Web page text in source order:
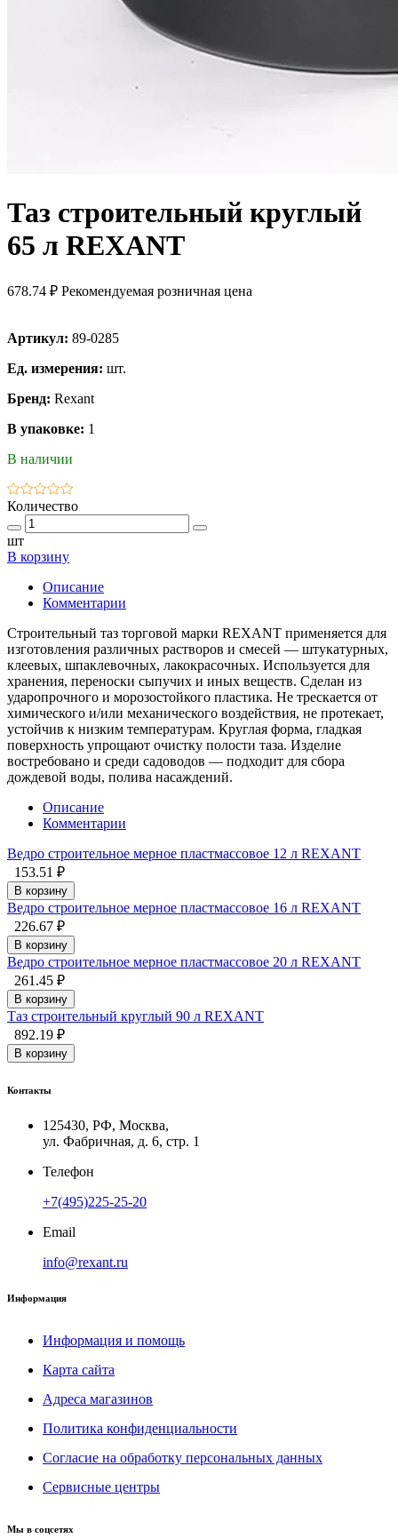
Таз строительный круглый
65 л REXANT
678.74 ₽ Рекомендуемая розничная цена
Артикул: 89-0285
Ед. измерения: шт.
Бренд: Rexant
В упаковке: 1
В наличии
Количество
шт
В корзину
Описание
Комментарии
Строительный таз торговой марки REXANT применяется для
изготовления различных растворов и смесей — штукатурных,
клеевых, шпаклевочных, лакокрасочных. Используется для
хранения, переноски сыпучих и иных веществ. Сделан из
ударопрочного и морозостойкого пластика. Не трескается от
химического и/или механического воздействия, не протекает,
устойчив к низким температурам. Круглая форма, гладкая
поверхность упрощают очистку полости таза. Изделие
востребовано и среди садоводов — подходит для сбора
дождевой воды, полива насаждений.
Описание
Комментарии
Ведро строительное мерное пластмассовое 12 л REXANT
153.51 ₽
В корзину
Ведро строительное мерное пластмассовое 16 л REXANT
226.67 ₽
В корзину
Ведро строительное мерное пластмассовое 20 л REXANT
261.45 ₽
В корзину
Таз строительный круглый 90 л REXANT
892.19 ₽
В корзину
Контакты
125430, РФ, Москва,
ул. Фабричная, д. 6, стр. 1
Телефон
+7(495)225-25-20
Email
info@rexant.ru
Информация
Информация и помощь
Карта сайта
Адреса магазинов
Политика конфиденциальности
Согласие на обработку персональных данных
Сервисные центры
Мы в соцсетях